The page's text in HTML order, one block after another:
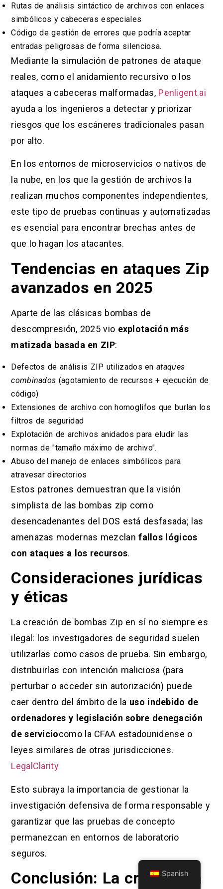
Rutas de análisis sintáctico de archivos con enlaces
simbólicos y cabeceras especiales
Código de gestión de errores que podría aceptar
entradas peligrosas de forma silenciosa.
Mediante la simulación de patrones de ataque
reales, como el anidamiento recursivo o los
ataques a cabeceras malformadas, Penligent.ai
ayuda a los ingenieros a detectar y priorizar
riesgos que los escáneres tradicionales pasan
por alto.
En los entornos de microservicios o nativos de
la nube, en los que la gestión de archivos la
realizan muchos componentes independientes,
este tipo de pruebas continuas y automatizadas
es esencial para encontrar brechas antes de
que lo hagan los atacantes.
Tendencias en ataques Zip
avanzados en 2025
Aparte de las clásicas bombas de
descompresión, 2025 vio explotación más
matizada basada en ZIP:
Defectos de análisis ZIP utilizados enataques
combinados (agotamiento de recursos + ejecución de
código)
Extensiones de archivo con homoglifos que burlan los
filtros de seguridad
Explotación de archivos anidados para eludir las
normas de "tamaño máximo de archivo".
Abuso del manejo de enlaces simbólicos para
atravesar directorios
Estos patrones demuestran que la visión
simplista de las bombas zip como
desencadenantes del DOS está desfasada; las
amenazas modernas mezclanfallos lógicos
con ataques a los recursos.
Consideraciones jurídicas
y éticas
La creación de bombas Zip en sí no siempre es
ilegal: los investigadores de seguridad suelen
utilizarlas como casos de prueba. Sin embargo,
distribuirlas con intención maliciosa (para
perturbar o acceder sin autorización) puede
caer dentro del ámbito de la uso indebido de
ordenadores y legislación sobre denegación
de serviciocomo la CFAA estadounidense o
leyes similares de otras jurisdicciones.
LegalClarity
Esto subraya la importancia de gestionar la
investigación defensiva de forma responsable y
garantizar que las pruebas de concepto
permanezcan en entornos de laboratorio
seguros.
Conclusión: La cremallera
Spanish